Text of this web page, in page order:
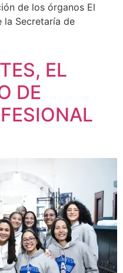
de los órganos El
Secretaría de
EL
DE